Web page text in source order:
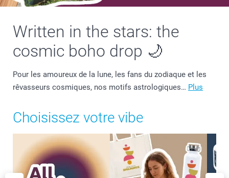
Written in the stars: the
cosmic boho drop 🌙
Pour les amoureux de la lune, les fans du zodiaque et les
rêvasseurs cosmiques, nos motifs astrologiques… Plus
Choisissez votre vibe